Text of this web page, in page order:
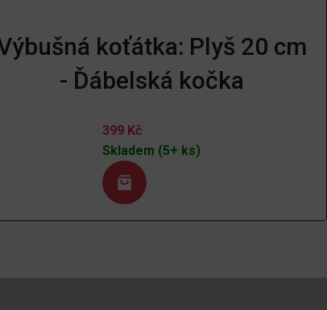
koťátka: Plyš 20 cm
- Ďábelská kočka
399 Kč
Skladem (5+ ks)